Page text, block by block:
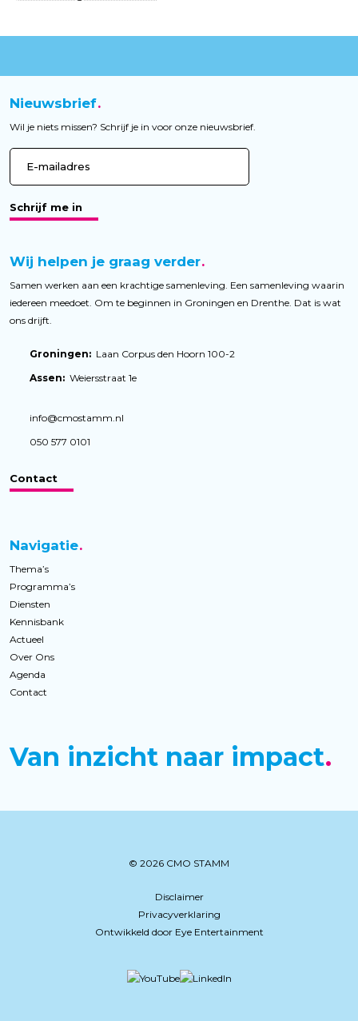
Wij helpen je graag verder
Samen werken aan een krachtige samenleving. Een samenleving waarin
iedereen meedoet. Om te beginnen in Groningen en Drenthe. Dat is wat
ons drijft.
Groningen: Laan Corpus den Hoorn 100-2
Assen: Weiersstraat 1e
info@cmostamm.nl
050 577 0101
Contact
Navigatie
Thema’s
Programma’s
Diensten
Kennisbank
Actueel
Over Ons
Agenda
Contact
Nieuwsbrief
Wil je niets missen? Schrijf je in voor onze nieuwsbrief.
Schrijf me in
Van inzicht naar impact
© 2026 CMO STAMM
Disclaimer
Privacyverklaring
Ontwikkeld door Eye Entertainment